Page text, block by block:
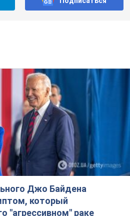
Джо Байдена
который
"агрессивном" раке
на это должного внимания
в Карпатах
почему
захейтили
все точки